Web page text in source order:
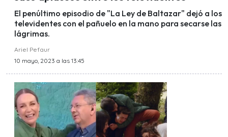
El penúltimo episodio de "La Ley de Baltazar" dejó a los
televidentes con el pañuelo en la mano para secarse las
lágrimas.
Ariel Pefaur
10 mayo, 2023 a las 13:45